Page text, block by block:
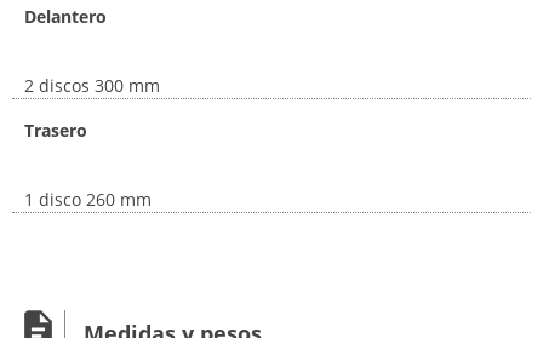
Delantero
2 discos 300 mm
Trasero
1 disco 260 mm